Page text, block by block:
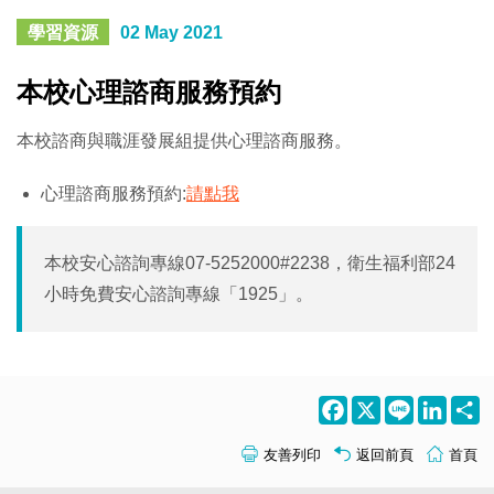
學習資源 02 May 2021
本校心理諮商服務預約
本校諮商與職涯發展組提供心理諮商服務。
心理諮商服務預約:請點我
本校安心諮詢專線07-5252000#2238，衛生福利部24
小時免費安心諮詢專線「1925」。
Facebook
X Line
友善列印 返回前頁 首頁